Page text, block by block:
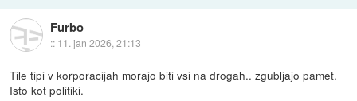
Furbo
:: 11. jan 2026, 21:13
Tile tipi v korporacijah morajo biti vsi na drogah.. zgubljajo pamet.
Isto kot politiki.